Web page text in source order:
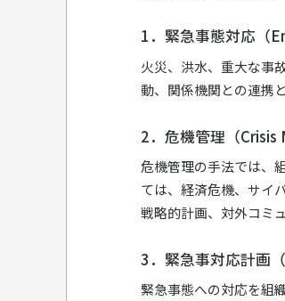
1．緊急事態対応（
火災、洪水、重大な事
動、関係機関との連携
2．危機管理（Crisis
危機管理の手法では、
ては、経済危機、サイ
戦略的計画、対外コミ
3．緊急事対応計画
緊急事態への対応を組